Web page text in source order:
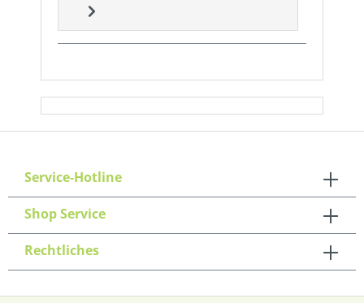
Service-Hotline
Shop Service
Rechtliches